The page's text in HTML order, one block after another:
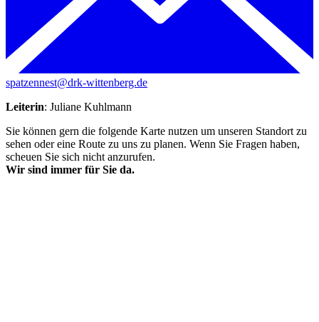
spatzennest@drk-wittenberg.de
Leiterin: Juliane Kuhlmann
Sie können gern die folgende Karte nutzen um unseren Standort zu
sehen oder eine Route zu uns zu planen. Wenn Sie Fragen haben,
scheuen Sie sich nicht anzurufen.
Wir sind immer für Sie da.